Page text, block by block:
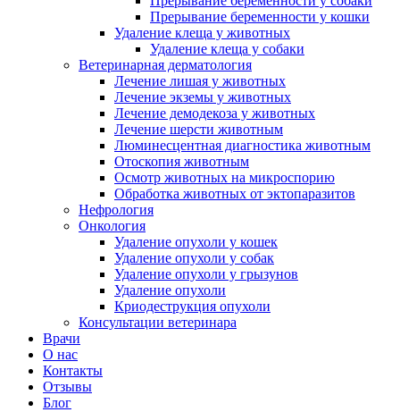
Прерывание беременности у кошки
Удаление клеща у животных
Удаление клеща у собаки
Ветеринарная дерматология
Лечение лишая у животных
Лечение экземы у животных
Лечение демодекоза у животных
Лечение шерсти животным
Люминесцентная диагностика животным
Отоскопия животным
Осмотр животных на микроспорию
Обработка животных от эктопаразитов
Нефрология
Онкология
Удаление опухоли у кошек
Удаление опухоли у собак
Удаление опухоли у грызунов
Удаление опухоли
Криодеструкция опухоли
Консультации ветеринара
Врачи
О нас
Контакты
Отзывы
Блог